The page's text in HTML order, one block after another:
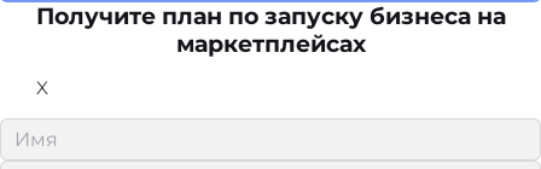
Получите план по запуску бизнеса на
маркетплейсах
X